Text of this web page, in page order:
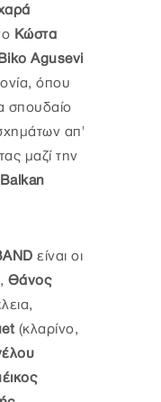
Κώστα
Biko Agusevi
όπου
σπουδαίο
απ'
μαζί την
είναι οι
Θάνος
(κλαρίνο,